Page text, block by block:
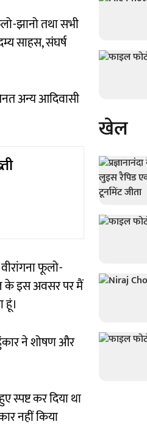
झानो तथा सभी
साहस, संघर्ष
अन्य आदिवासी
फूलो-
के इस अवसर पर मैं
हूं।
ने शोषण और
स्पष्ट कर दिया था
नहीं किया
खेल